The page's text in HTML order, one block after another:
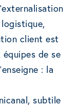
client est
de se
: la
subtile